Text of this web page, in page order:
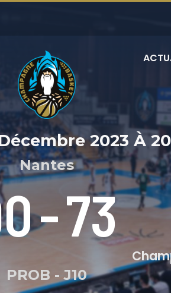
2023 À
Nantes
73
-
PROB -J10